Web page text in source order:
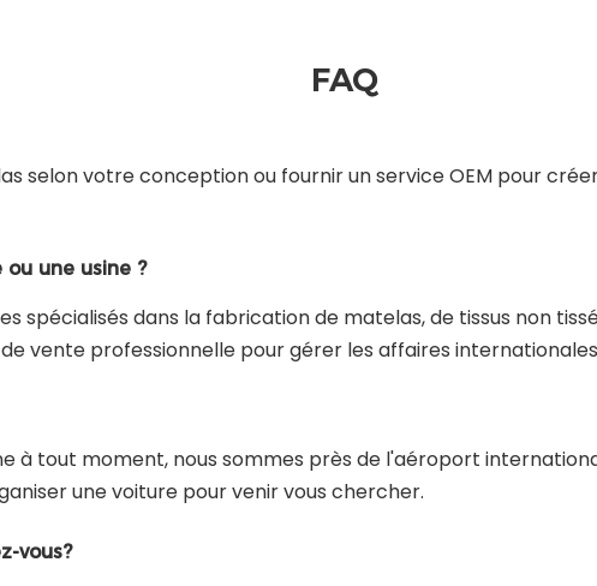
FAQ
selon votre conception ou fournir un service OEM pour
une usine ?
spécialisés dans la fabrication de matelas, de tissus non
de vente professionnelle pour gérer les affaires
à tout moment, nous sommes près de l'aéroport
une voiture pour venir vous chercher.
vous?